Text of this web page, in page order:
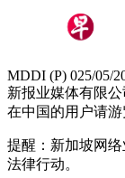
MDDI (P) 025/05/
新报业媒体有限公
在中国的用户请游
提醒：新加坡网
法律行动。